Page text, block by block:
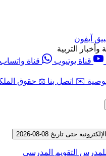
آيفون
وأخبار التربية
قناة يوتيوب قناة واتساب
✉️ اتصل بنا ⚖️ حقوق
حتى تاريخ 08-08-2026
التقويم المدرسي